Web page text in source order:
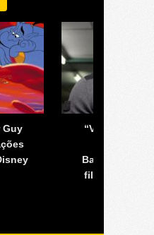
Guy
“Vingadores:
Bautista
filme ganhará